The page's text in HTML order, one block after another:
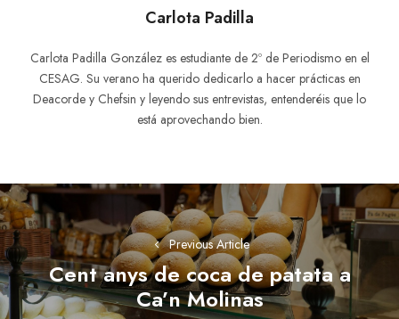
Carlota Padilla
Carlota Padilla González es estudiante de 2º de Periodismo en el
CESAG. Su verano ha querido dedicarlo a hacer prácticas en
Deacorde y Chefsin y leyendo sus entrevistas, entenderéis que lo
está aprovechando bien.
Navegación
de
entradas
Previous Article
Previous
post:
Cent anys de coca de patata a
Ca’n Molinas